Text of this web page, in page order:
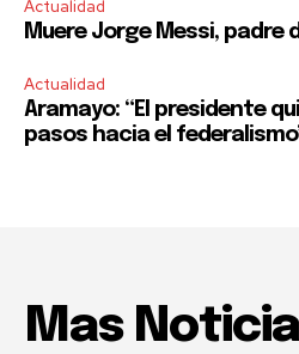
Actualidad
Muere Jorge Messi, padre
Actualidad
Aramayo: “El presidente
pasos hacia el
Mas